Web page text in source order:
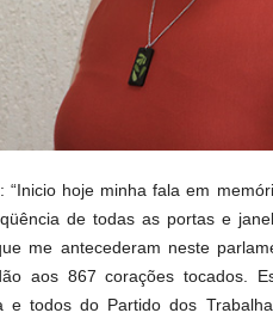
“Inicio hoje minha fala em
de todas as portas e
me antecederam neste
aos 867 corações tocados.
e todos do Partido dos